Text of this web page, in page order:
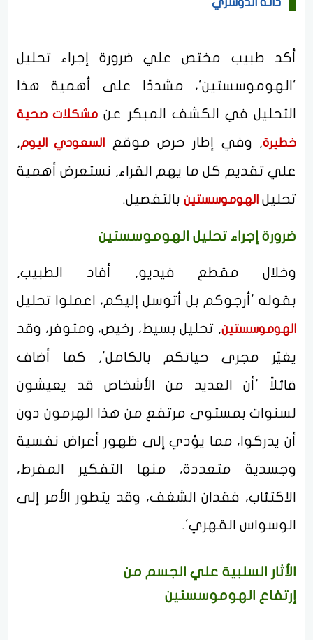
أكد طبيب مختص علي ضرورة إجراء تحليل
'الهوموسستين'، مشددًا على أهمية هذا
التحليل في الكشف المبكر عن مشكلات صحية
خطيرة, وفي إطار حرص موقع السعودي اليوم,
علي تقديم كل ما يهم القراء, نستعرض أهمية
تحليل الهوموسستين بالتفصيل.
ضرورة إجراء تحليل الهوموسستين
وخلال مقطع فيديو, أفاد الطبيب,
بقوله 'أرجوكم بل أتوسل إليكم، اعملوا تحليل
الهوموسستين, تحليل بسيط، رخيص، ومتوفر، وقد
يغيّر مجرى حياتكم بالكامل', كما أضاف
قائلاً 'أن العديد من الأشخاص قد يعيشون
لسنوات بمستوى مرتفع من هذا الهرمون دون
أن يدركوا، مما يؤدي إلى ظهور أعراض نفسية
وجسدية متعددة، منها التفكير المفرط،
الاكتئاب، فقدان الشغف، وقد يتطور الأمر إلى
الوسواس القهري'.
الأثار السلبية علي الجسم من
إرتفاع الهوموسستين